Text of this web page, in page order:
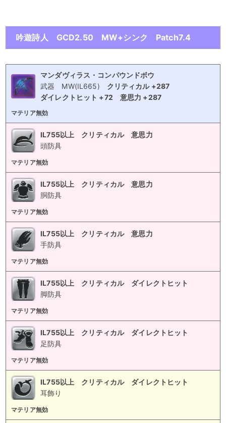
吟遊詩人 GCD2.50 MW+シンク Patch7.4
マンダヴィラス・コンパウンドボウ
武器
MW(IL665)
クリティカル +287
ダイレクトヒット +72
意思力 +287
マテリア無効
IL755以上 クリティカル 意思力
頭防具
マテリア無効
IL755以上 クリティカル 意思力
胴防具
マテリア無効
IL755以上 クリティカル 意思力
手防具
マテリア無効
IL755以上 クリティカル ダイレクトヒット
脚防具
マテリア無効
IL755以上 クリティカル ダイレクトヒット
足防具
マテリア無効
IL755以上 クリティカル ダイレクトヒット
耳飾り
マテリア無効